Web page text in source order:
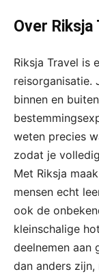
Over Riksja
Riksja Travel is
reisorganisatie.
binnen en
weten precies
zodat je
Met Riksja
mensen echt
ook de
kleinschalige
deelnemen aan
dan anders